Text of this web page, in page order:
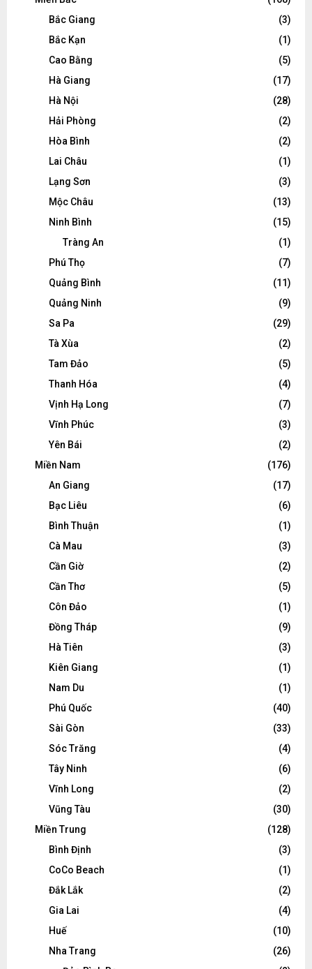
Bắc Giang
(3)
Bắc Kạn
(1)
Cao Bằng
(5)
Hà Giang
(17)
Hà Nội
(28)
Hải Phòng
(2)
Hòa Bình
(2)
Lai Châu
(1)
Lạng Sơn
(3)
Mộc Châu
(13)
Ninh Bình
(15)
Tràng An
(1)
Phú Thọ
(7)
Quảng Bình
(11)
Quảng Ninh
(9)
Sa Pa
(29)
Tà Xùa
(2)
Tam Đảo
(5)
Thanh Hóa
(4)
Vịnh Hạ Long
(7)
Vĩnh Phúc
(3)
Yên Bái
(2)
Miền Nam
(176)
An Giang
(17)
Bạc Liêu
(6)
Bình Thuận
(1)
Cà Mau
(3)
Cần Giờ
(2)
Cần Thơ
(5)
Côn Đảo
(1)
Đồng Tháp
(9)
Hà Tiên
(3)
Kiên Giang
(1)
Nam Du
(1)
Phú Quốc
(40)
Sài Gòn
(33)
Sóc Trăng
(4)
Tây Ninh
(6)
Vĩnh Long
(2)
Vũng Tàu
(30)
Miền Trung
(128)
Bình Định
(3)
CoCo Beach
(1)
Đắk Lắk
(2)
Gia Lai
(4)
Huế
(10)
Nha Trang
(26)